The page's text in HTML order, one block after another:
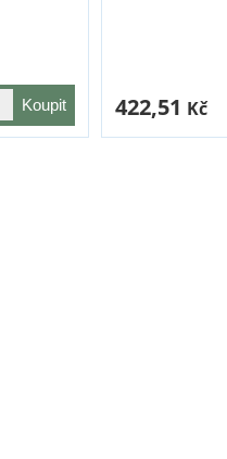
422,51 Kč